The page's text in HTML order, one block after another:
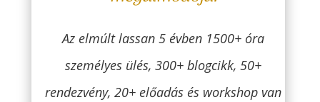
Az elmúlt lassan 5 évben 1500+ óra
személyes ülés, 300+ blogcikk, 50+
rendezvény, 20+ előadás és workshop van